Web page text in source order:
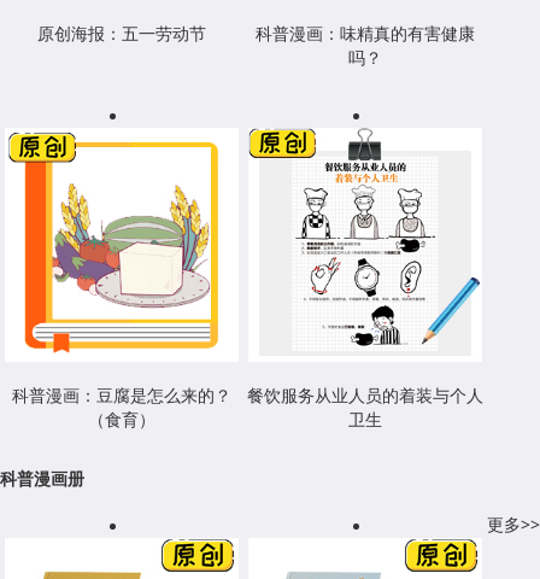
原创海报：五一劳动节
科普漫画：味精真的有害健康
吗？
科普漫画：豆腐是怎么来的？
（食育）
餐饮服务从业人员的着装与个人
卫生
科普漫画册
更多>>